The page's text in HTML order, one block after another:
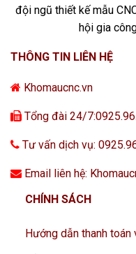
đội ngũ thiết kế mẫu
hội gia
THÔNG TIN LIÊN HỆ
Khomaucnc.vn
Tổng đài 24/
Tư vấn dịch vụ:
Email liên hệ:
CHÍNH SÁCH
Hướng dẫn thanh toán